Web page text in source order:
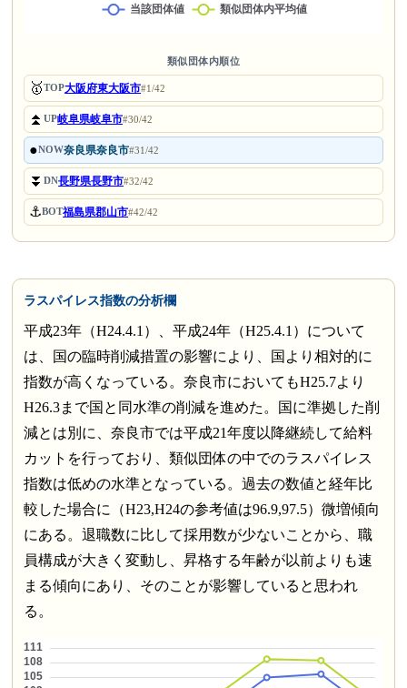
類似団体内順位
🥇TOP大阪府東大阪市#1/42
⏫UP岐阜県岐阜市#30/42
●NOW奈良県奈良市#31/42
⏬DN長野県長野市#32/42
⚓BOT福島県郡山市#42/42
ラスパイレス指数の分析欄
平成23年（H24.4.1）、平成24年（H25.4.1）について
は、国の臨時削減措置の影響により、国より相対的に
指数が高くなっている。奈良市においてもH25.7より
H26.3まで国と同水準の削減を進めた。国に準拠した削
減とは別に、奈良市では平成21年度以降継続して給料
カットを行っており、類似団体の中でのラスパイレス
指数は低めの水準となっている。過去の数値と経年比
較した場合に（H23,H24の参考値は96.9,97.5）微増傾向
にある。退職数に比して採用数が少ないことから、職
員構成が大きく変動し、昇格する年齢が以前よりも速
まる傾向にあり、そのことが影響していると思われ
る。